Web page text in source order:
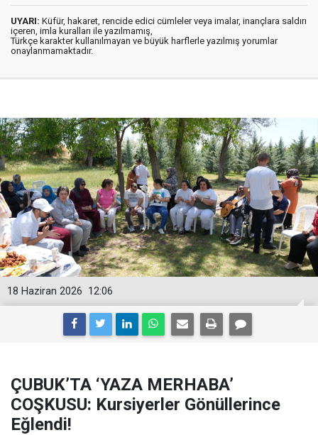
UYARI: Küfür, hakaret, rencide edici cümleler veya imalar, inançlara saldırı
içeren, imla kuralları ile yazılmamış,
Türkçe karakter kullanılmayan ve büyük harflerle yazılmış yorumlar
onaylanmamaktadır.
12:06
18 Haziran 2026
ÇUBUK’TA ‘YAZA MERHABA’
COŞKUSU: Kursiyerler Gönüllerince
Eğlendi!